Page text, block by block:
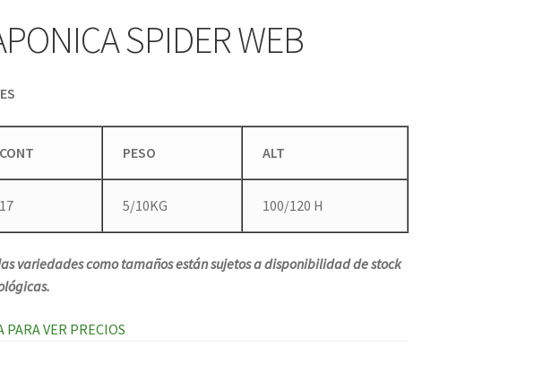
SPIDER WEB
CONT PESO ALT
17 5/10KG 100/120 H
variedades como tamaños están sujetos a disponibilidad de stock
PARA VER PRECIOS